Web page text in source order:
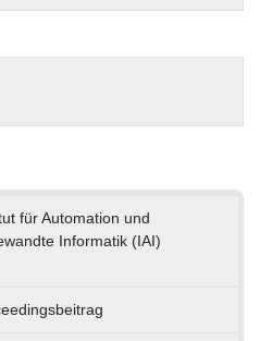
für Automation und
Informatik (IAI)